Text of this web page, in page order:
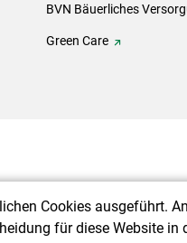
BVN Bäuerliches
Green Care
Cookies ausgeführt.
für diese Website in